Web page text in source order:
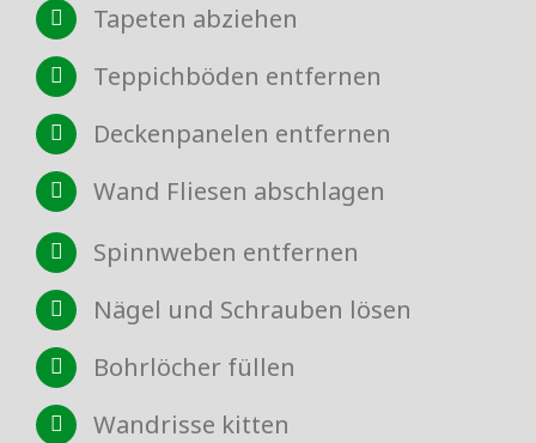
Tapeten abziehen
Teppichböden entfernen
Deckenpanelen entfernen
Wand Fliesen abschlagen
Spinnweben entfernen
Nägel und Schrauben lösen
Bohrlöcher füllen
Wandrisse kitten